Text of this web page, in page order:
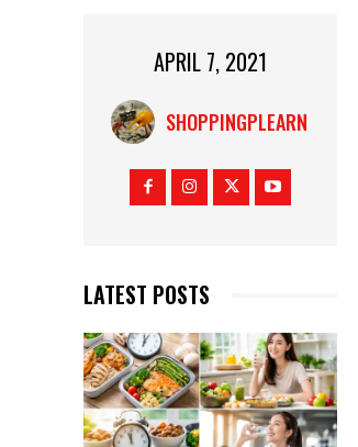
APRIL 7, 2021
SHOPPINGPLEARN
LATEST POSTS